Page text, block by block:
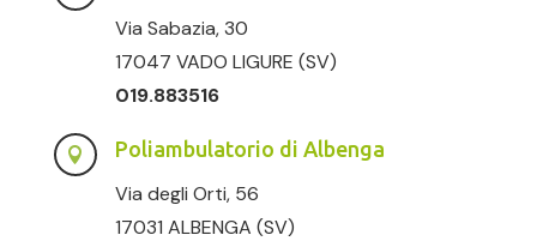
Via Sabazia, 30
17047 VADO LIGURE (SV)
019.883516
 Poliambulatorio di Albenga
Via degli Orti, 56
17031 ALBENGA (SV)